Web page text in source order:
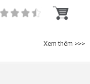
Xem thêm >>>